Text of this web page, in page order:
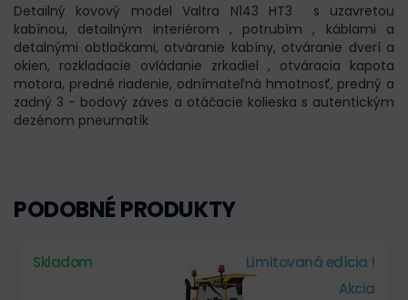
Detailný kovový model Valtra N143 HT3 s uzavretou
kabínou, detailným interiérom , potrubím , káblami a
detalnými obtlačkami, otváranie kabíny, otváranie dverí a
okien, rozkladacie ovládanie zrkadiel , otváracia kapota
motora, predné riadenie, odnímateľná hmotnosť, predný a
zadný 3 - bodový záves a otáčacie kolieska s autentickým
dezénom pneumatík
PODOBNÉ PRODUKTY
Skladom
Limitovaná edícia !
Akcia